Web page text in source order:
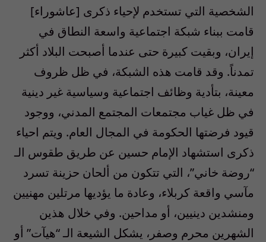
الشخصية التي تستخدم لإحياء ذكرى [عاشوراء]
قامت ببناء شبكة اجتماعية واسعة النطاق في
إيران، وبقيت كبيرة حتى عندما أصبحت البلاد أكثر
تمدناً. وقد قامت هذه الشبكة، في ظل ظروف
معينة، بتأدية وظائف اجتماعية وسياسية غير دينية
في ظل غياب مجتمعات المجتمع المدني، ووجود
قيود فرضتها الحكومة في المجال العام. ويتم احياء
ذكرى استشهاد الإمام حسين عن طريق طقوس الـ
“روضة خاني”، التي تتكون من ألحان حزينة تسرد
مآسي واقعة كربلاء، وعادة ما يؤديها مرتلين مهنيين
ومنشدين دينيين، أو مداحين. وفي خلال هذين
الشهرين محرم وصفر، يشكل الشيعة الـ “هيآت” أو